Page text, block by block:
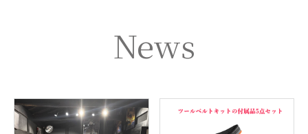
News